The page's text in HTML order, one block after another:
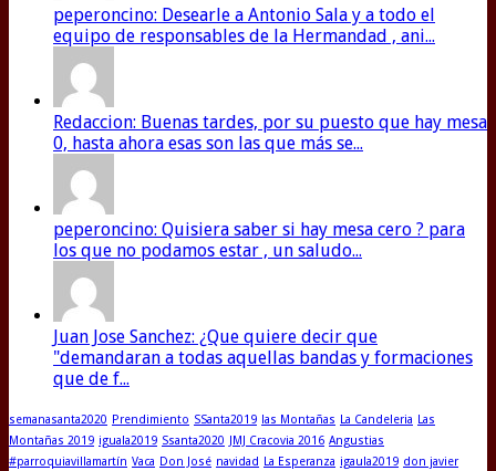
peperoncino: Desearle a Antonio Sala y a todo el
equipo de responsables de la Hermandad , ani...
Redaccion: Buenas tardes, por su puesto que hay mesa
0, hasta ahora esas son las que más se...
peperoncino: Quisiera saber si hay mesa cero ? para
los que no podamos estar , un saludo...
Juan Jose Sanchez: ¿Que quiere decir que
"demandaran a todas aquellas bandas y formaciones
que de f...
semanasanta2020 Prendimiento SSanta2019 las Montañas La Candeleria Las
Montañas 2019 iguala2019 Ssanta2020 JMJ Cracovia 2016 Angustias
#parroquiavillamartín Vaca Don José navidad La Esperanza igaula2019 don javier